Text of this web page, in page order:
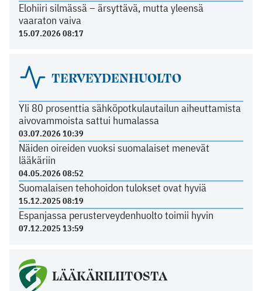
Elohiiri silmässä – ärsyttävä, mutta yleensä
vaaraton vaiva
15.07.2026 08:17
TERVEYDENHUOLTO
Yli 80 prosenttia sähköpotkulautailun aiheuttamista
aivovammoista sattui humalassa
03.07.2026 10:39
Näiden oireiden vuoksi suomalaiset menevät
lääkäriin
04.05.2026 08:52
Suomalaisen tehohoidon tulokset ovat hyviä
15.12.2025 08:19
Espanjassa perusterveydenhuolto toimii hyvin
07.12.2025 13:59
LÄÄKÄRILIITOSTA